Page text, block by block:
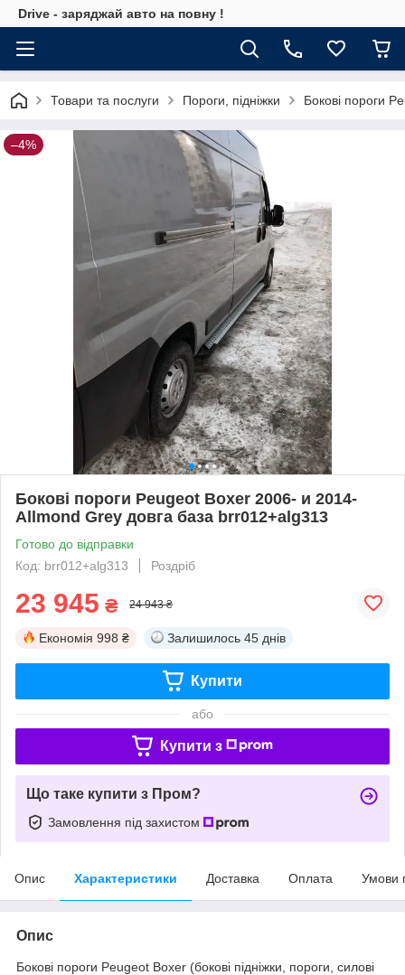
Drive - заряджай авто на повну !
Товари та послуги Пороги, підніжки Бокові пороги
–4%
Бокові пороги Peugeot Boxer 2006- и 2014-
Allmond Grey довга база brr012+alg313
Готово до відправки
Код: brr012+alg313
Роздріб
23 945 ₴ 24 943 ₴
Економія 998 ₴ Залишилось 45 днів
Купити
або
Купити з
Що таке купити з Пром?
Замовлення під захистом
Опис Характеристики Доставка Оплата Умови
Опис
Бокові пороги Peugeot Boxer (бокові підніжки, пороги, силові